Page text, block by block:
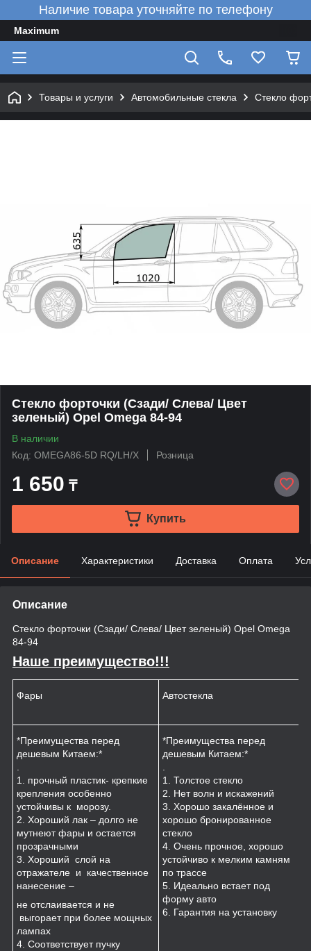
Наличие товара уточняйте по телефону
Maximum
Товары и услуги Автомобильные стекла Стекло
Стекло форточки (Сзади/ Слева/ Цвет
зеленый) Opel Omega 84-94
В наличии
Код: OMEGA86-5D RQ/LH/X
Розница
1 650 ₸
Купить
Описание Характеристики Доставка Оплата
Описание
Стекло форточки (Сзади/ Слева/ Цвет зеленый) Opel Omega
84-94
Наше преимущество!!!
Фары Автостекла
*Преимущества перед
дешевым Китаем:*
.
1. прочный пластик- крепкие
крепления особенно
устойчивы к морозу.
2. Хороший лак – долго не
мутнеют фары и остается
прозрачными
3. Хороший слой на
отражателе и качественное
нанесение –
не отслаивается и не
выгорает при более мощных
лампах
4. Соответствует пучку
*Преимущества перед
дешевым Китаем:*
.
1. Толстое стекло
2. Нет волн и искажений
3. Хорошо закалённое и
хорошо бронированное
стекло
4. Очень прочное, хорошо
устойчиво к мелким камням
по трассе
5. Идеально встает под
форму авто
6. Гарантия на установку